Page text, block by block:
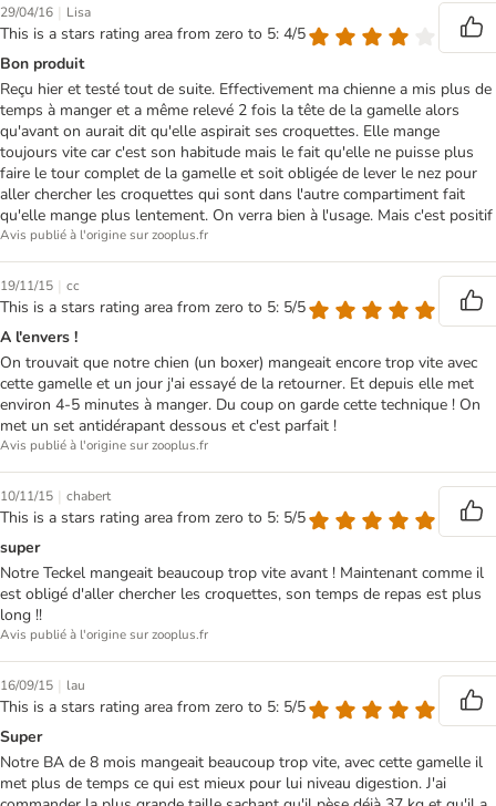
29/04/16 | Lisa
This is a stars rating area from zero to 5: 4/5
Bon produit
Reçu hier et testé tout de suite. Effectivement ma chienne a mis plus de
temps à manger et a même relevé 2 fois la tête de la gamelle alors
qu'avant on aurait dit qu'elle aspirait ses croquettes. Elle mange
toujours vite car c'est son habitude mais le fait qu'elle ne puisse plus
faire le tour complet de la gamelle et soit obligée de lever le nez pour
aller chercher les croquettes qui sont dans l'autre compartiment fait
qu'elle mange plus lentement. On verra bien à l'usage. Mais c'est positif
Avis publié à l'origine sur zooplus.fr
19/11/15 | cc
This is a stars rating area from zero to 5: 5/5
A l'envers !
On trouvait que notre chien (un boxer) mangeait encore trop vite avec
cette gamelle et un jour j'ai essayé de la retourner. Et depuis elle met
environ 4-5 minutes à manger. Du coup on garde cette technique ! On
met un set antidérapant dessous et c'est parfait !
Avis publié à l'origine sur zooplus.fr
10/11/15 | chabert
This is a stars rating area from zero to 5: 5/5
super
Notre Teckel mangeait beaucoup trop vite avant ! Maintenant comme il
est obligé d'aller chercher les croquettes, son temps de repas est plus
long !!
Avis publié à l'origine sur zooplus.fr
16/09/15 | lau
This is a stars rating area from zero to 5: 5/5
Super
Notre BA de 8 mois mangeait beaucoup trop vite, avec cette gamelle il
met plus de temps ce qui est mieux pour lui niveau digestion. J'ai